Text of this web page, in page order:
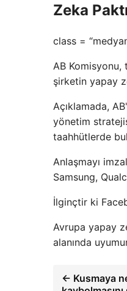
Zeka
class =
AB Komisyonu,
şirketin yapay
Açıklamada,
yönetim
taahhütlerde
Anlaşmayı
Samsung,
İlginçtir ki
Avrupa yapay
alanında
← Kusmaya